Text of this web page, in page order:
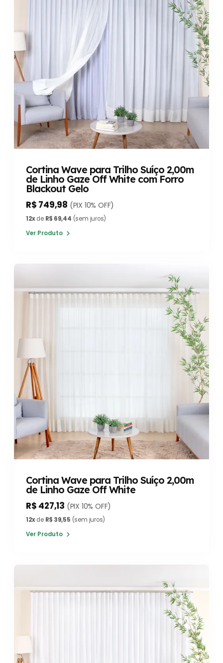
Cortina Wave para Trilho Suíço 2,00m
de Linho Gaze Off White com Forro
Blackout Gelo
R$ 749,98 (PIX 10% OFF)
12xde R$ 69,44 (sem juros)
Ver Produto
Cortina Wave para Trilho Suíço 2,00m
de Linho Gaze Off White
R$ 427,13 (PIX 10% OFF)
12xde R$ 39,55 (sem juros)
Ver Produto